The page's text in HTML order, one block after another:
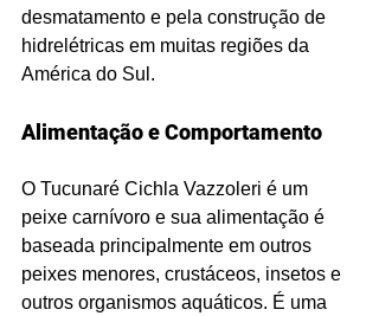
desmatamento e pela construção de
hidrelétricas em muitas regiões da
América do Sul.
Alimentação e Comportamento
O Tucunaré Cichla Vazzoleri é um
peixe carnívoro e sua alimentação é
baseada principalmente em outros
peixes menores, crustáceos, insetos e
outros organismos aquáticos. É uma